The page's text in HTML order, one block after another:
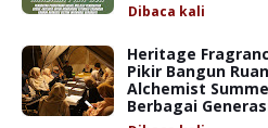
Dibaca kali
Heritage
Pikir Bangun
Alchemist
Berbagai